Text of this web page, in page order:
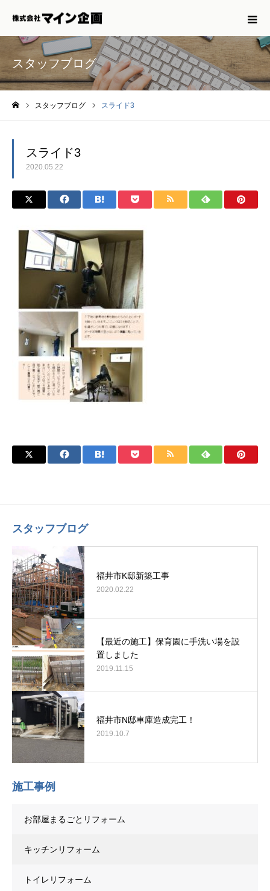
スタッフブログ
スタッフブログ スライド3
スライド3
2020.05.22
スタッフブログ
福井市K邸新築工事
2020.02.22
【最近の施工】保育園に手洗い場を設
置しました
2019.11.15
福井市N邸車庫造成完工！
2019.10.7
施工事例
お部屋まるごとリフォーム
キッチンリフォーム
トイレリフォーム